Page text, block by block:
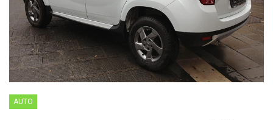
AUTO